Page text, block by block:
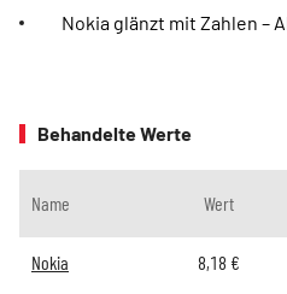
Nokia glänzt mit Zahlen –
Behandelte Werte
Name Wert
Nokia 8,18 €